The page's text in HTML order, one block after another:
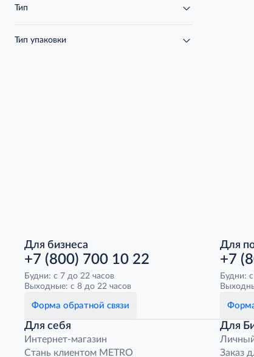
Тип
Тип упаковки
Для бизнеса
+7 (800) 700 10 22
Будни: с 7 до 22 часов
Выходные: с 8 до 22 часов
Форма обратной связи
Для
+7
Будни:
Для себя
Интернет-магазин
Стань клиентом METRO
Для
Заказ